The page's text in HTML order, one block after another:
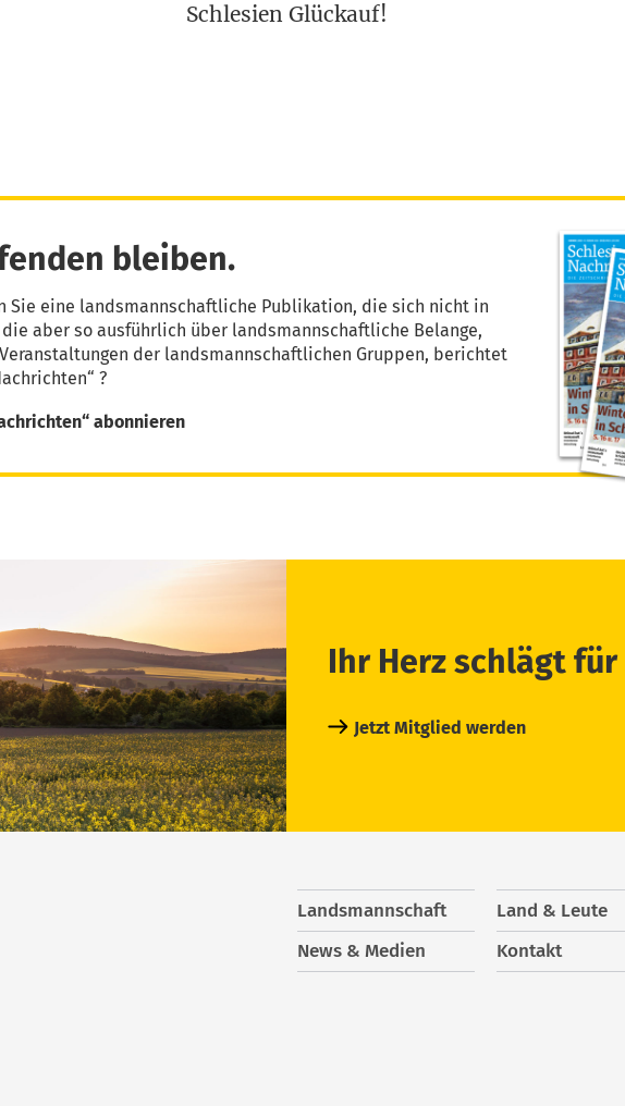
Schle­si­en Glückauf!
bleiben.
Sie eine landsmannschaftliche Publikation, die sich nicht in
aber so ausführlich über landsmannschaftliche Belange,
der landsmannschaftlichen Gruppen, berichtet
?
abonnieren
Ihr Herz schlägt für
Jetzt Mitglied werden
Landsmannschaft Land & Leute
News & Medien
Kontakt